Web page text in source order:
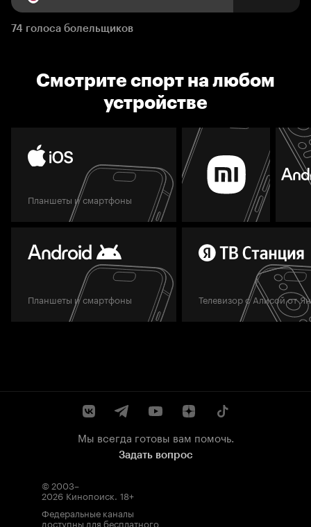
74 голоса болельщиков
Смотрите спорт на любом
устройстве
Планшеты и смартфоны
Планшеты и смартфоны Телевизор с Алисой от
Мы всегда готовы вам помочь.
Задать вопрос
© 2003–
2026 Кинопоиск 18+
Федеральные каналы
доступны для бесплатного